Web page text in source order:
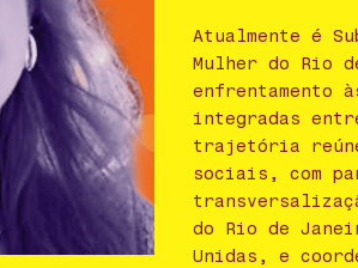
Atualmente é
Mulher do Rio
enfrentamento
integradas
trajetória
sociais, com
do Rio de
Unidas, e